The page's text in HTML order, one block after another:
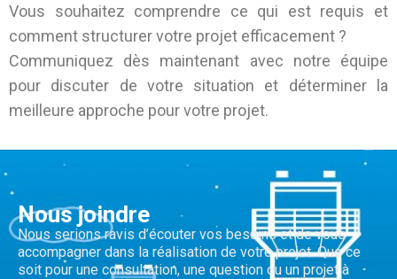
Vous souhaitez comprendre ce qui est requis et
comment structurer votre projet efficacement ?
Communiquez dès maintenant avec notre équipe
pour discuter de votre situation et déterminer la
meilleure approche pour votre projet.
Nous joindre
Nous serions ravis d’écouter vos besoins et de vous
accompagner dans la réalisation de votre projet. Que ce
soit pour une consultation, une question ou un projet à